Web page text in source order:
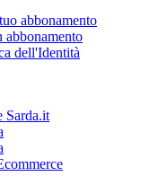
abbonamento
abbonamento
dell'Identità